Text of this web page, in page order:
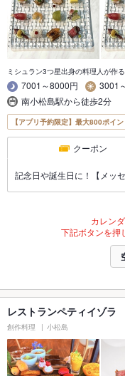
ミシュラン3つ星出身の料理人が作
7001～8000円
3001
南小松島駅から徒歩2分
【アプリ予約限定】最大800ポイ
クーポン
記念日や誕生日に！【メッ
カレン
下記ボタンを押
レストランペティイゾラ
創作料理 小松島